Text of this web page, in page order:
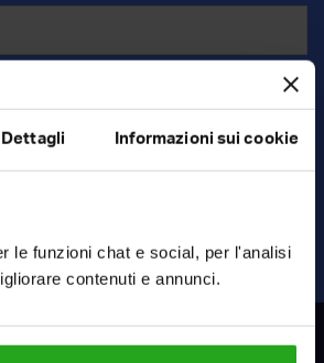
Dettagli Informazioni sui cookie
le funzioni chat e social, per l'analisi
contenuti e annunci.
e accetto